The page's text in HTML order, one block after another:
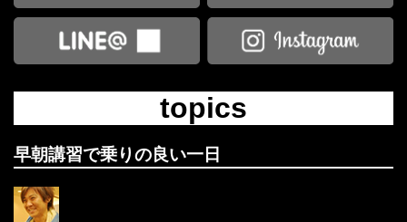
topics
早朝講習で乗りの良い一日